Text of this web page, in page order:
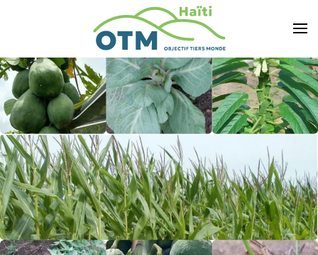
Accéder au contenu principal